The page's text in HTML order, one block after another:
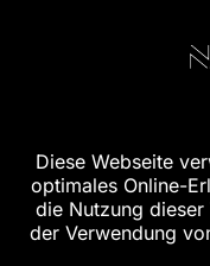
IMPRESSUM
Diese Webseite
optimales Online-
die Nutzung
der Verwendung